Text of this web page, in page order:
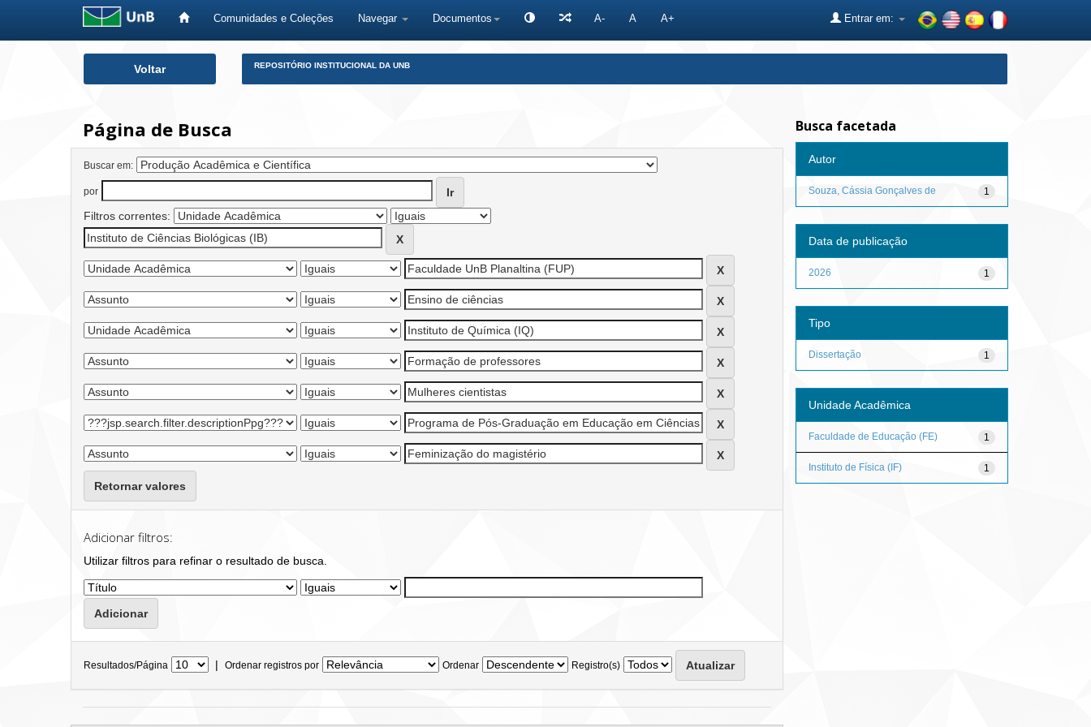
Comunidades e Coleções Navegar Documentos A- A A+ Entrar em:
Voltar REPOSITÓRIO INSTITUCIONAL DA UNB
Página de Busca
Buscar em:
por
Filtros correntes:
Retornar valores
Adicionar filtros:
Utilizar filtros para refinar o resultado de busca.
Resultados/Página | Ordenar registros por Ordenar Registro(s)
Busca facetada
Autor
1
Souza, Cássia Gonçalves de
Data de publicação
1
2026
Tipo
1
Dissertação
Unidade Acadêmica
1
Faculdade de Educação (FE)
1
Instituto de Física (IF)